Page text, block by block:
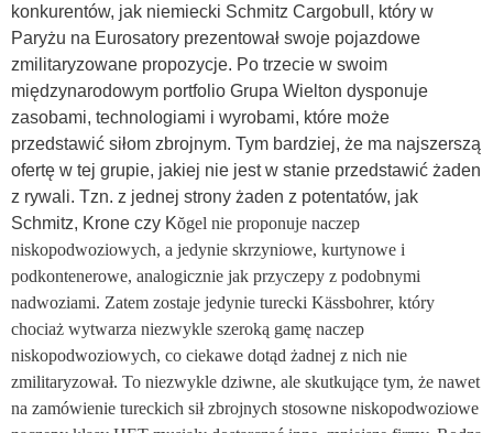
konkurentów, jak niemiecki Schmitz Cargobull, który w
Paryżu na Eurosatory prezentował swoje pojazdowe
zmilitaryzowane propozycje. Po trzecie w swoim
międzynarodowym portfolio Grupa Wielton dysponuje
zasobami, technologiami i wyrobami, które może
przedstawić siłom zbrojnym. Tym bardziej, że ma najszerszą
ofertę w tej grupie, jakiej nie jest w stanie przedstawić żaden
z rywali. Tzn. z jednej strony żaden z potentatów, jak
Schmitz, Krone czy Kŏgel nie proponuje naczep
niskopodwoziowych, a jedynie skrzyniowe, kurtynowe i
podkontenerowe, analogicznie jak przyczepy z podobnymi
nadwoziami. Zatem zostaje jedynie turecki Kässbohrer, który
chociaż wytwarza niezwykle szeroką gamę naczep
niskopodwoziowych, co ciekawe dotąd żadnej z nich nie
zmilitaryzował. To niezwykle dziwne, ale skutkujące tym, że nawet
na zamówienie tureckich sił zbrojnych stosowne niskopodwoziowe